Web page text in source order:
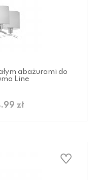
abażurami do
Line
zł